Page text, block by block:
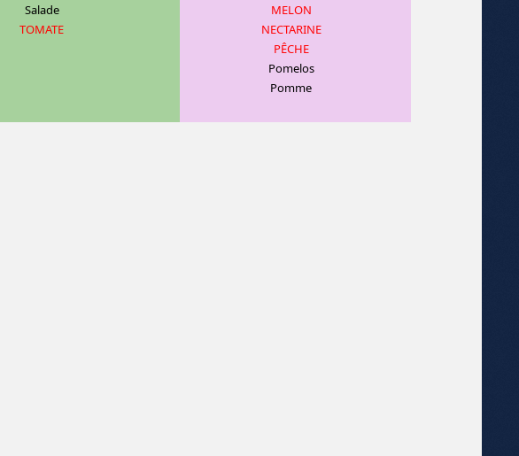
Salade
TOMATE
MELON
NECTARINE
PÊCHE
Pomelos
Pomme